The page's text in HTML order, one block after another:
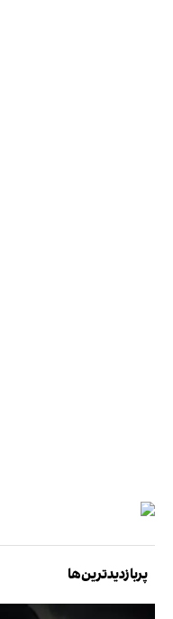
پربازدیدترین‌ها